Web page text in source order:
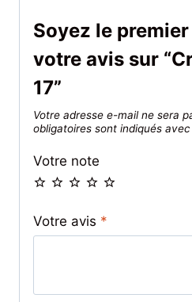
Soyez le
votre avis sur
17”
Votre adresse e-mail ne sera
obligatoires sont indiqués avec
Votre note
Votre avis *